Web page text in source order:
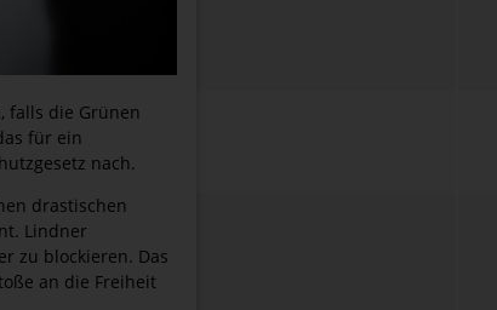
falls die Grünen
für ein
nach.
drastischen
Lindner
zu blockieren. Das
an die Freiheit